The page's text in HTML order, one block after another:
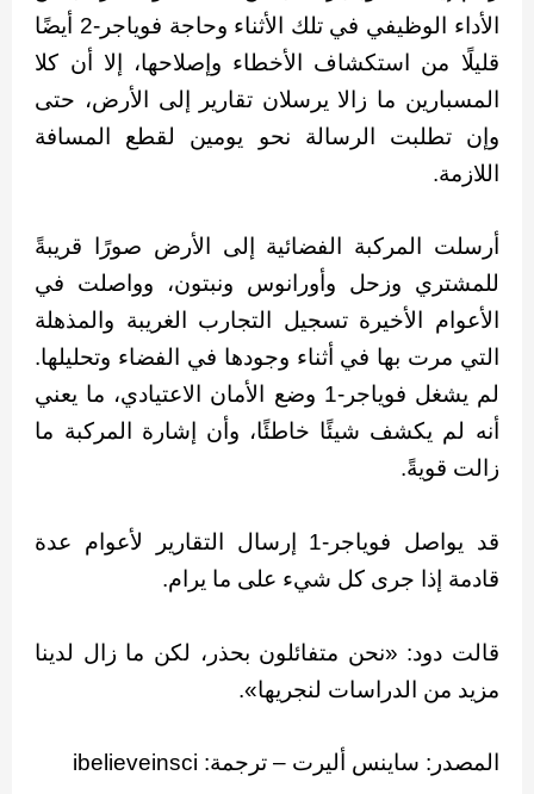
الأداء الوظيفي في تلك الأثناء وحاجة فوياجر-2 أيضًا
قليلًا من استكشاف الأخطاء وإصلاحها، إلا أن كلا
المسبارين ما زالا يرسلان تقارير إلى الأرض، حتى
وإن تطلبت الرسالة نحو يومين لقطع المسافة
اللازمة.
أرسلت المركبة الفضائية إلى الأرض صورًا قريبةً
للمشتري وزحل وأورانوس ونبتون، وواصلت في
الأعوام الأخيرة تسجيل التجارب الغريبة والمذهلة
التي مرت بها في أثناء وجودها في الفضاء وتحليلها.
لم يشغل فوياجر-1 وضع الأمان الاعتيادي، ما يعني
أنه لم يكشف شيئًا خاطئًا، وأن إشارة المركبة ما
زالت قويةً.
قد يواصل فوياجر-1 إرسال التقارير لأعوام عدة
قادمة إذا جرى كل شيء على ما يرام.
قالت دود: «نحن متفائلون بحذر، لكن ما زال لدينا
مزيد من الدراسات لنجريها».
المصدر: ساينس أليرت – ترجمة: ibelieveinsci